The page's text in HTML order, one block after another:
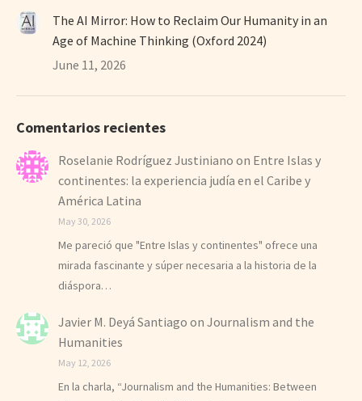
The AI Mirror: How to Reclaim Our Humanity in an
Age of Machine Thinking (Oxford 2024)
June 11, 2026
Comentarios recientes
Roselanie Rodríguez Justiniano on Entre Islas y
continentes: la experiencia judía en el Caribe y
América Latina
May 30, 2026
Me pareció que "Entre Islas y continentes" ofrece una
mirada fascinante y súper necesaria a la historia de la
diáspora…
Javier M. Deyá Santiago on Journalism and the
Humanities
May 12, 2026
En la charla, “Journalism and the Humanities: Between